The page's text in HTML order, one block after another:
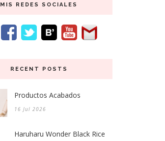
MIS REDES SOCIALES
RECENT POSTS
Productos Acabados
16 Jul 2026
Haruharu Wonder Black Rice